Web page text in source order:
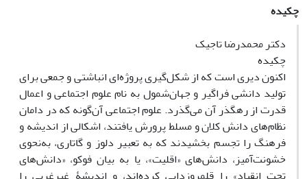
چکیده
دکتر محمدرضا تاجیک
چکیده
اکنون دیری است که از شکل‌گیری پروژه‌ای انباشتی و جمعی برای
تولید دانشی فراگیر و جهان‌شمول به نام علوم اجتماعی و اعمال
قدرت از رهگذر آن می‌گذرد. علوم اجتماعی آن‌گونه که در دامان
نظام‌های دانش کلان و مسلط پرورش یافتند، اشکالی از اندیشه و
فرهنگ را تجسم بخشیدند که به تعبیر دلوز و گاتاری، به‌نحوی
خشونت‌آمیز، دانش‌های «اقلیت»، یا به بیان فوکو، «دانش‌های